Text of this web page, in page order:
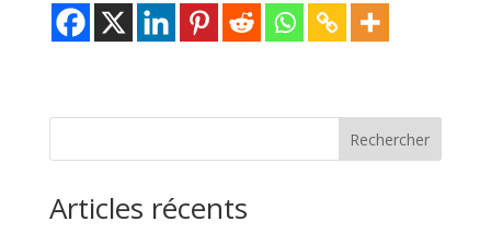
Rechercher
Articles récents